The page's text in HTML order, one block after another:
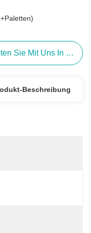
Sie Mit Uns In
Beschreibung